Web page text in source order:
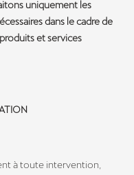
uniquement les
dans le cadre de
et services
à toute intervention,